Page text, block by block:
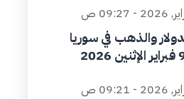
والذهب في سوريا